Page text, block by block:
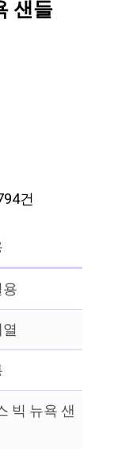
샌들
건
빅 뉴욕 샌